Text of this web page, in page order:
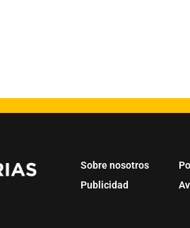
Sobre nosotros
Publicidad